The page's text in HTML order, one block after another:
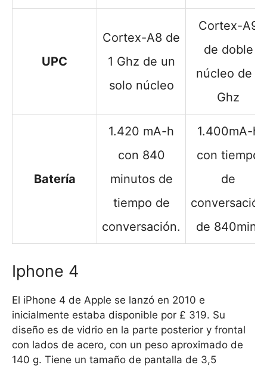
UPC
Cortex-A8 de
1 Ghz de un
solo núcleo
Cortex-A9
de doble
núcleo de 1
Ghz
Batería
1.420 mA-h
con 840
minutos de
tiempo de
conversación.
1.400mA-h
con tiempo
de
conversación
de 840min.
Iphone 4
El iPhone 4 de Apple se lanzó en 2010 e
inicialmente estaba disponible por £ 319. Su
diseño es de vidrio en la parte posterior y frontal
con lados de acero, con un peso aproximado de
140 g. Tiene un tamaño de pantalla de 3,5